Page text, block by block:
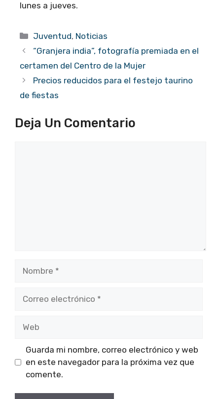
lunes a jueves.
Categorías
Juventud, Noticias
“Granjera india”, fotografía premiada en el
certamen del Centro de la Mujer
Precios reducidos para el festejo taurino
de fiestas
Deja Un Comentario
electrónico
Guarda mi nombre, correo electrónico y web
en este navegador para la próxima vez que
comente.